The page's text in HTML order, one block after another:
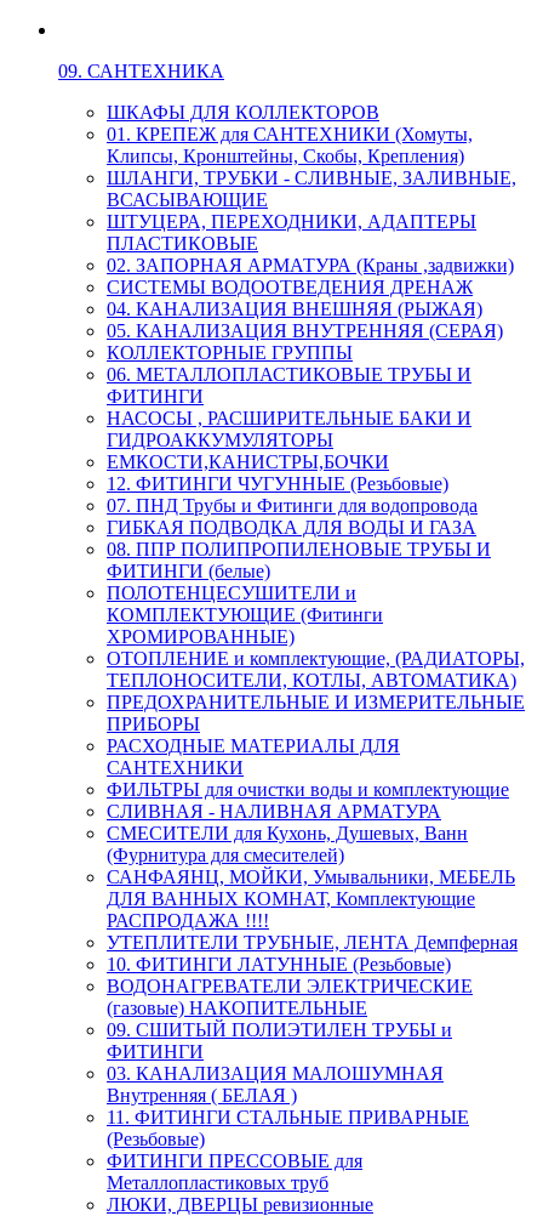
09. САНТЕХНИКА
ШКАФЫ ДЛЯ КОЛЛЕКТОРОВ
01. КРЕПЕЖ для САНТЕХНИКИ (Хомуты,
Клипсы, Кронштейны, Скобы, Крепления)
ШЛАНГИ, ТРУБКИ - СЛИВНЫЕ, ЗАЛИВНЫЕ,
ВСАСЫВАЮЩИЕ
ШТУЦЕРА, ПЕРЕХОДНИКИ, АДАПТЕРЫ
ПЛАСТИКОВЫЕ
02. ЗАПОРНАЯ АРМАТУРА (Краны ,задвижки)
СИСТЕМЫ ВОДООТВЕДЕНИЯ ДРЕНАЖ
04. КАНАЛИЗАЦИЯ ВНЕШНЯЯ (РЫЖАЯ)
05. КАНАЛИЗАЦИЯ ВНУТРЕННЯЯ (СЕРАЯ)
КОЛЛЕКТОРНЫЕ ГРУППЫ
06. МЕТАЛЛОПЛАСТИКОВЫЕ ТРУБЫ И
ФИТИНГИ
НАСОСЫ , РАСШИРИТЕЛЬНЫЕ БАКИ И
ГИДРОАККУМУЛЯТОРЫ
ЕМКОСТИ,КАНИСТРЫ,БОЧКИ
12. ФИТИНГИ ЧУГУННЫЕ (Резьбовые)
07. ПНД Трубы и Фитинги для водопровода
ГИБКАЯ ПОДВОДКА ДЛЯ ВОДЫ И ГАЗА
08. ППР ПОЛИПРОПИЛЕНОВЫЕ ТРУБЫ И
ФИТИНГИ (белые)
ПОЛОТЕНЦЕСУШИТЕЛИ и
КОМПЛЕКТУЮЩИЕ (Фитинги
ХРОМИРОВАННЫЕ)
ОТОПЛЕНИЕ и комплектующие, (РАДИАТОРЫ,
ТЕПЛОНОСИТЕЛИ, КОТЛЫ, АВТОМАТИКА)
ПРЕДОХРАНИТЕЛЬНЫЕ И ИЗМЕРИТЕЛЬНЫЕ
ПРИБОРЫ
РАСХОДНЫЕ МАТЕРИАЛЫ ДЛЯ
САНТЕХНИКИ
ФИЛЬТРЫ для очистки воды и комплектующие
СЛИВНАЯ - НАЛИВНАЯ АРМАТУРА
СМЕСИТЕЛИ для Кухонь, Душевых, Ванн
(Фурнитура для смесителей)
САНФАЯНЦ, МОЙКИ, Умывальники, МЕБЕЛЬ
ДЛЯ ВАННЫХ КОМНАТ, Комплектующие
РАСПРОДАЖА !!!!
УТЕПЛИТЕЛИ ТРУБНЫЕ, ЛЕНТА Демпферная
10. ФИТИНГИ ЛАТУННЫЕ (Резьбовые)
ВОДОНАГРЕВАТЕЛИ ЭЛЕКТРИЧЕСКИЕ
(газовые) НАКОПИТЕЛЬНЫЕ
09. СШИТЫЙ ПОЛИЭТИЛЕН ТРУБЫ и
ФИТИНГИ
03. КАНАЛИЗАЦИЯ МАЛОШУМНАЯ
Внутренняя ( БЕЛАЯ )
11. ФИТИНГИ СТАЛЬНЫЕ ПРИВАРНЫЕ
(Резьбовые)
ФИТИНГИ ПРЕССОВЫЕ для
Металлопластиковых труб
ЛЮКИ, ДВЕРЦЫ ревизионные